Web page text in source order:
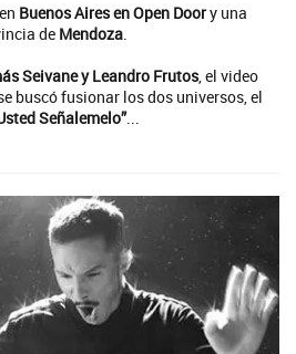
Buenos Aires en Open Doory una
de Mendoza
Seivane y Leandro Frutos, el video
buscó fusionar los dos universos, el
Señalemelo”...